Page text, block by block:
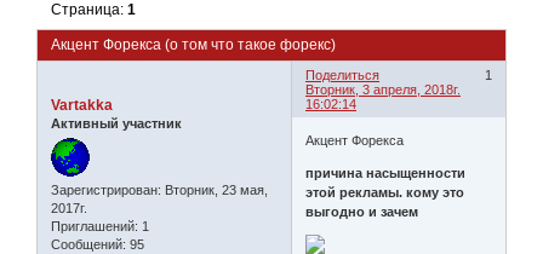
Акцент Форекса (о том что такое форекс)
Страница:1
Поделиться
1
Вторник, 3 апреля, 2018г.
16:02:14
Vartakka
Активный участник
Зарегистрирован: Вторник, 23 мая,
2017г.
Приглашений: 1
Сообщений: 95
Акцент Форекса
причина насыщенности
этой рекламы. кому это
выгодно и зачем